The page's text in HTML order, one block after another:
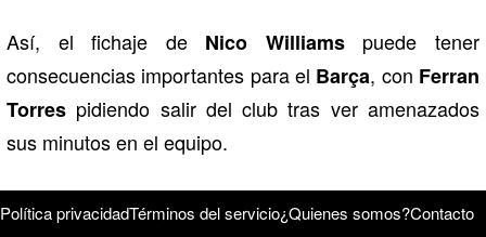
Así, el fichaje de Nico Williamspuede tener
consecuencias importantes para el Barça, con Ferran
Torres pidiendo salir del club tras ver amenazados
sus minutos en el equipo.
Política privacidadTérminos del servicio¿Quienes somos?Contacto